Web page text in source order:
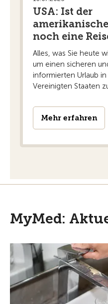
USA: Ist der
noch eine
Alles, was Sie heute
um einen sicheren
informierten Urlaub
Vereinigten Staaten
Mehr erfahren
MyMed: